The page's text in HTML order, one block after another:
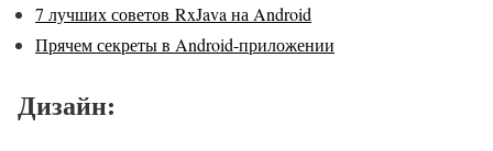
7 лучших советов RxJava на Android
Прячем секреты в Android-приложении
Дизайн: